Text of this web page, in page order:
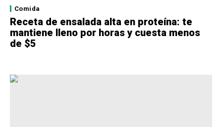
Comida
Receta de ensalada alta en proteína: te
mantiene lleno por horas y cuesta menos
de $5